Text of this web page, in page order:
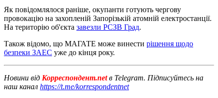
Як повідомлялося раніше, окупанти готують чергову
провокацію на захопленій Запорізькій атомній електростанції.
На територію об'єкта завезли РСЗВ Град.
Також відомо, що МАГАТЕ може винести рішення щодо
безпеки ЗАЕС уже до кінця року.
Новини від Корреспондент.netв Telegram. Підписуйтесь на
наш канал https://t.me/korrespondentnet